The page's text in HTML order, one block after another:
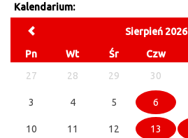
Kalendarium:
Sierpień 2026
Pn
Wt Śr Czw
27
28 29 30
3 4 5 6
10 11 12 13